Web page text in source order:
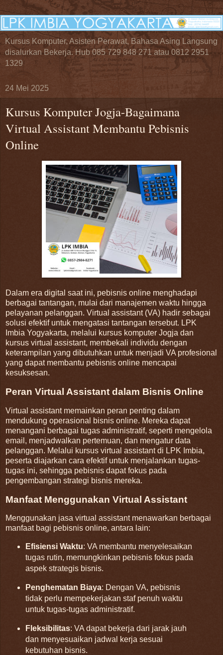
Kursus Komputer, Asisten Perawat, Bahasa Asing Langsung
disalurkan Bekerja. Hub 085 729 848 271 atau 0812 2951
1329
24 Mei 2025
Kursus Komputer Jogja-Bagaimana
Virtual Assistant Membantu Pebisnis
Online
Dalam era digital saat ini, pebisnis online menghadapi
berbagai tantangan, mulai dari manajemen waktu hingga
pelayanan pelanggan. Virtual assistant (VA) hadir sebagai
solusi efektif untuk mengatasi tantangan tersebut. LPK
Imbia Yogyakarta, melalui kursus komputer Jogja dan
kursus virtual assistant, membekali individu dengan
keterampilan yang dibutuhkan untuk menjadi VA profesional
yang dapat membantu pebisnis online mencapai
kesuksesan.
Peran Virtual Assistant dalam Bisnis Online
Virtual assistant memainkan peran penting dalam
mendukung operasional bisnis online. Mereka dapat
menangani berbagai tugas administratif, seperti mengelola
email, menjadwalkan pertemuan, dan mengatur data
pelanggan. Melalui kursus virtual assistant di LPK Imbia,
peserta diajarkan cara efektif untuk menjalankan tugas-
tugas ini, sehingga pebisnis dapat fokus pada
pengembangan strategi bisnis mereka.
Manfaat Menggunakan Virtual Assistant
Menggunakan jasa virtual assistant menawarkan berbagai
manfaat bagi pebisnis online, antara lain:
Efisiensi Waktu: VA membantu menyelesaikan
tugas rutin, memungkinkan pebisnis fokus pada
aspek strategis bisnis.
Penghematan Biaya: Dengan VA, pebisnis
tidak perlu mempekerjakan staf penuh waktu
untuk tugas-tugas administratif.
Fleksibilitas: VA dapat bekerja dari jarak jauh
dan menyesuaikan jadwal kerja sesuai
kebutuhan bisnis.